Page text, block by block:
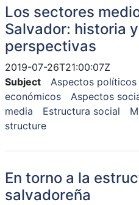
Los sectores
Salvador: historia y
perspectivas
2019-07-26T21:00:07Z
Subject
Aspectos políticos
económicos
Aspectos
media
Estructura social
structure
En torno a la
salvadoreña